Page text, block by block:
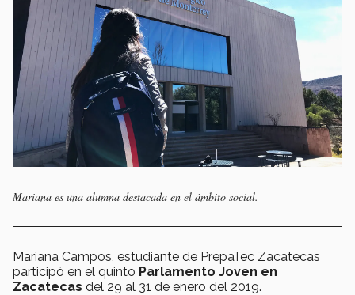
Mariana es una alumna destacada en el ámbito social.
Mariana Campos, estudiante de PrepaTec Zacatecas
participó en el quinto Parlamento Joven en
Zacatecas del 29 al 31 de enero del 2019.